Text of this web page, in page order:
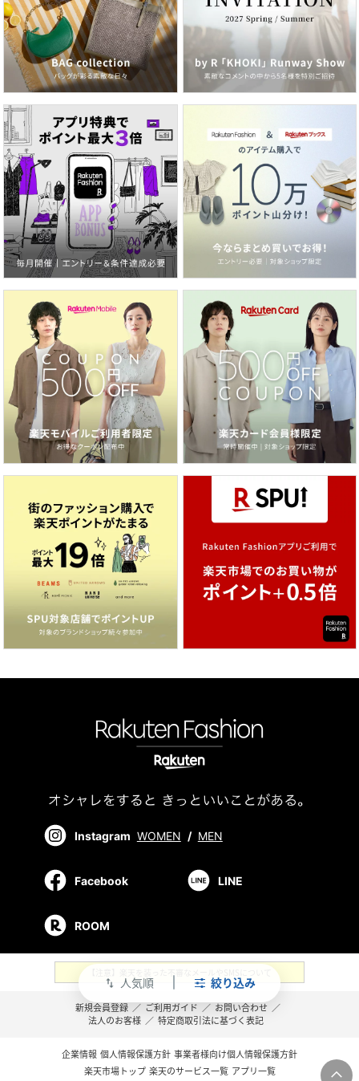
swap_vert 人気順 絞り込み
Instagram WOMEN / MEN
Facebook LINE
ROOM
新規会員登録 ／ ご利用ガイド ／ お問い合わせ ／
法人のお客様 ／ 特定商取引法に基づく表記
企業情報 個人情報保護方針 事業者様向け個人情報保護方針
楽天市場トップ 楽天のサービス一覧 アプリ一覧